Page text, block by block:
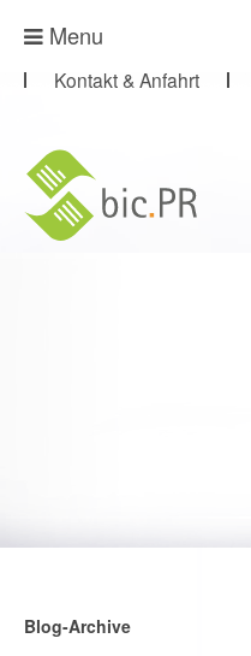
Menu
Presse-Abo
Kontakt & Anfahrt
Blog-Archive